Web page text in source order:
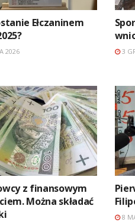
Ełczaninem
2026 3
z finansowym
Można składać
8